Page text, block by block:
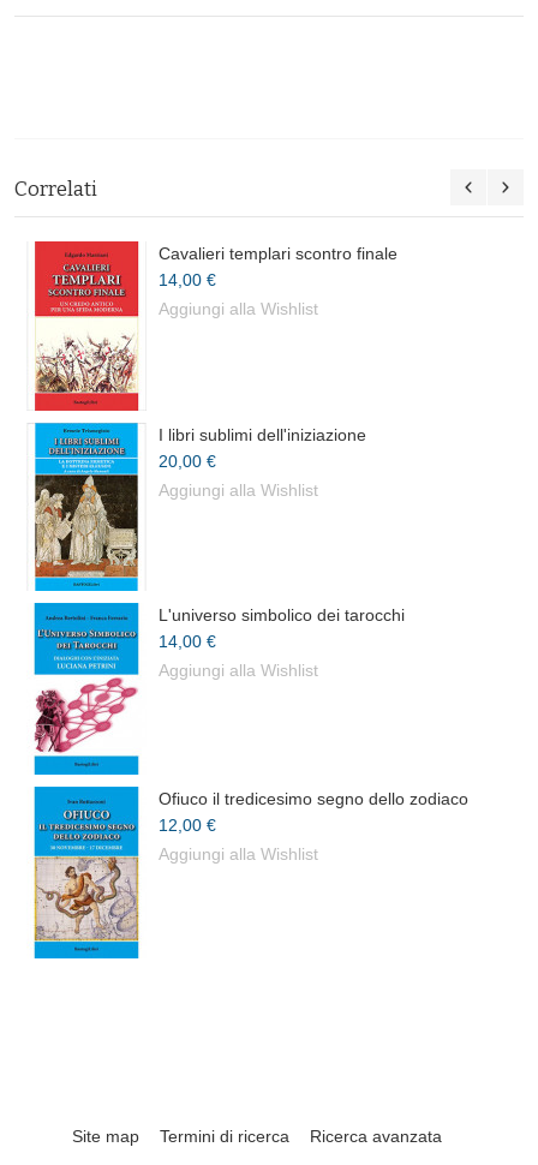
Correlati
Cavalieri templari scontro finale
14,00 €
Aggiungi alla Wishlist
I libri sublimi dell'iniziazione
20,00 €
Aggiungi alla Wishlist
L'universo simbolico dei tarocchi
14,00 €
Aggiungi alla Wishlist
Ofiuco il tredicesimo segno dello zodiaco
12,00 €
Aggiungi alla Wishlist
Site map Termini di ricerca Ricerca avanzata